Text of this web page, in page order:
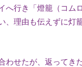
へ行き「燈籠（コム
、理由も伝えずに灯
わせたが、返ってき